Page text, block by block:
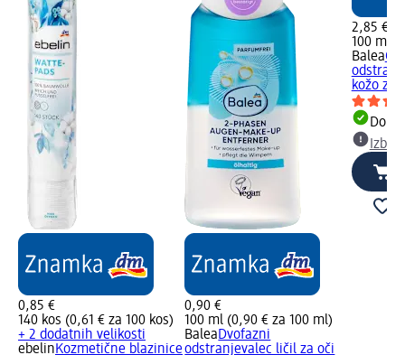
0,85 €
140 kos (0,61 € za 100 kos)
+ 2 dodatnih velikosti
ebelinKozmetične blazinice
0,90 €
100 ml (0,90 € za 100 ml)
BaleaDvofazni
odstranjevalec ličil za oči
2,85 €
100 ml
Balea
kožo